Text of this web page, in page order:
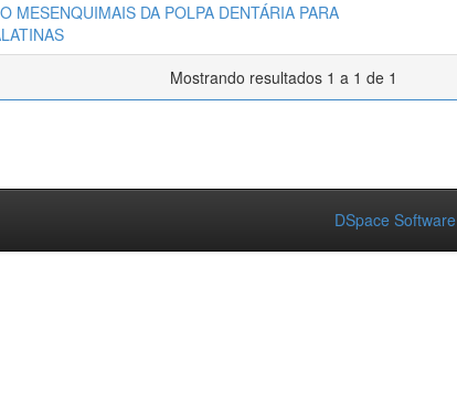
MESENQUIMAIS DA POLPA DENTÁRIA PARA
Mostrando resultados 1 a 1 de 1
DSpace Software